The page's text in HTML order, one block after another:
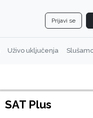
Prijavi se
Uživo uključenja
SAT Plus